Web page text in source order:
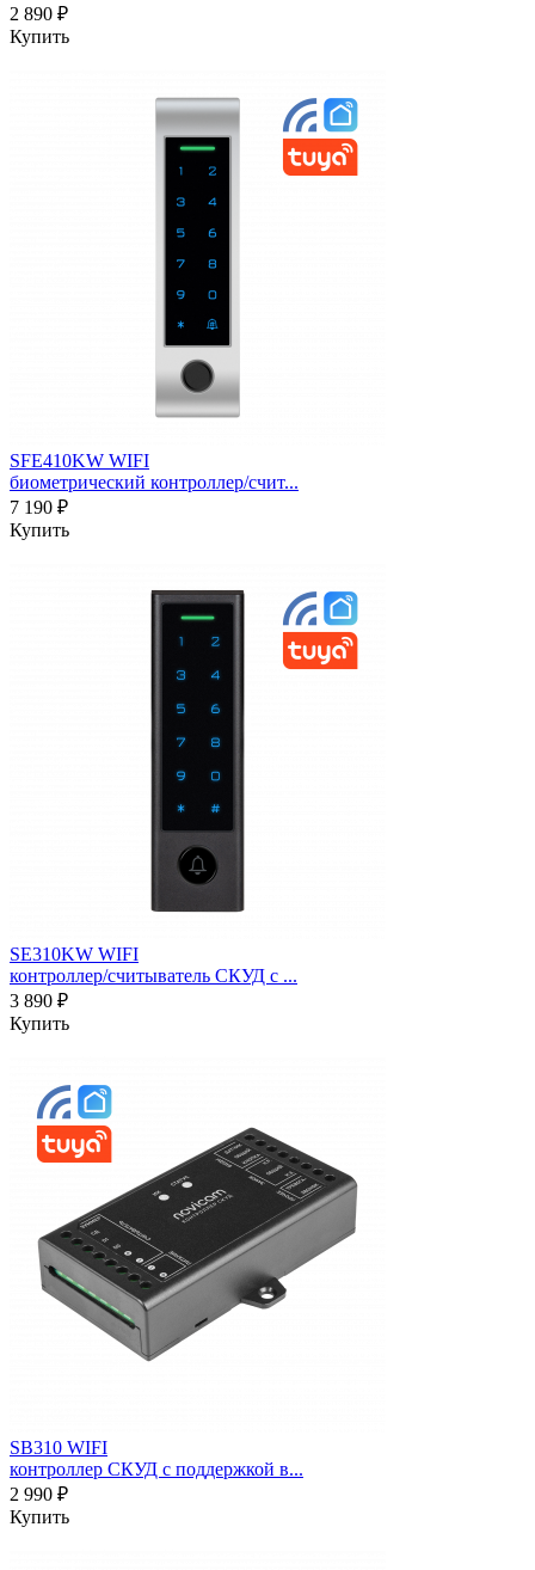
2 890 ₽
Купить
SFE410KW WIFI
биометрический контроллер/счит...
7 190 ₽
Купить
SE310KW WIFI
контроллер/считыватель СКУД c ...
3 890 ₽
Купить
SB310 WIFI
контроллер СКУД с поддержкой в...
2 990 ₽
Купить